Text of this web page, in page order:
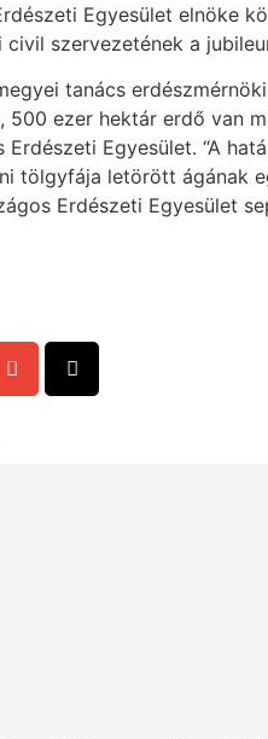
Egyesület elnöke
szervezetének a
tanács
500 ezer hektár erdő van
Egyesület. “A
tölgyfája letörött ágának
Erdészeti Egyesület